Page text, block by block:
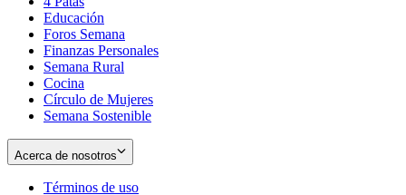
window
new
window
Educación
Foros Semana
Finanzas Personales
Semana Rural
Cocina
Círculo de Mujeres
Semana Sostenible
Acerca de nosotros
Términos de uso